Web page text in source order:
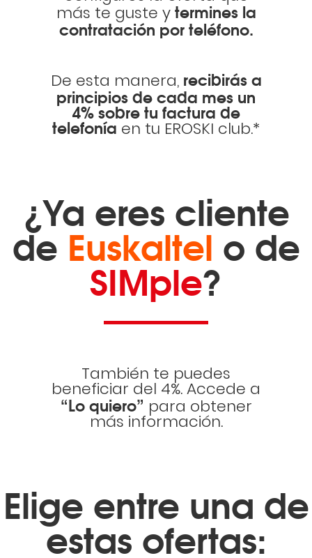
más te guste ytermines la
contratación por teléfono.
De esta manera, recibirás a
principios de cada mes un
4% sobre tu factura de
telefonía en tu EROSKI club.*
¿Ya eres cliente
de Euskaltelo de
SIMple?
También te puedes
beneficiar del 4%. Accede a
“Lo quiero” para obtener
más información.
Elige entre una de
estas ofertas: